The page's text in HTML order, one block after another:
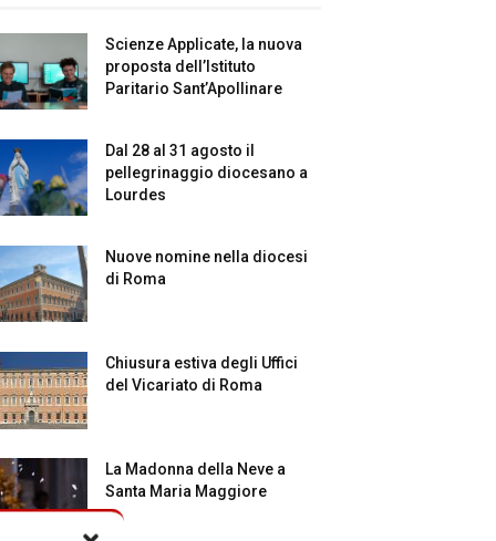
Scienze Applicate, la nuova
proposta dell’Istituto
Paritario Sant’Apollinare
Dal 28 al 31 agosto il
pellegrinaggio diocesano a
Lourdes
Nuove nomine nella diocesi
di Roma
Chiusura estiva degli Uffici
del Vicariato di Roma
La Madonna della Neve a
Santa Maria Maggiore